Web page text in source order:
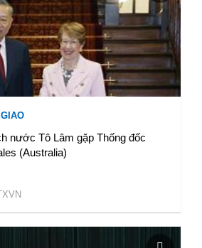
nước Tô Lâm gặp Thống đốc
(Australia)